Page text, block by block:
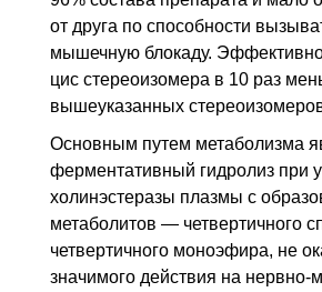
от друга по способности
мышечную блокаду.
цис стереоизомера в 10 раз
вышеуказанных
Основным путем метаболизма
ферментативный гидролиз при
холинэстеразы плазмы с
метаболитов — четвертичного
четвертичного моноэфира, не
значимого действия на